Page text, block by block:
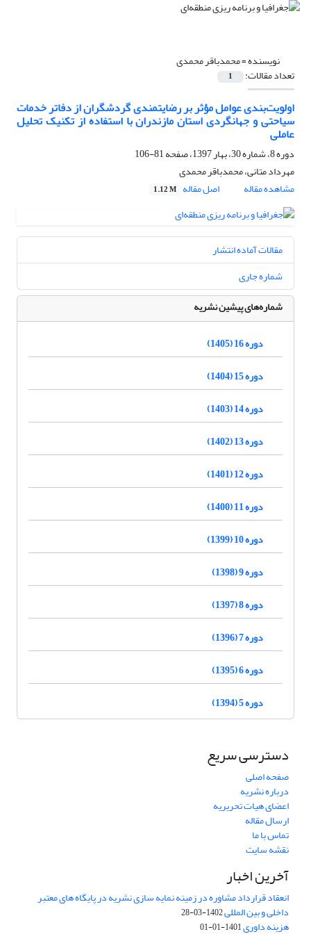
نویسنده =محمدباقر محمدی
تعداد مقالات: 1
اولویت‌بندی عوامل مؤثر بر رضایتمندی گردشگران از دفاتر خدمات
سیاحتی و جهانگردی استان مازندران با استفاده از تکنیک تحلیل
عاملی
دوره 8، شماره 30، بهار 1397، صفحه
81-106
مهرداد متانی، محمدباقر محمدی
مشاهده مقاله
اصل مقاله 1.12 M
مقالات آماده انتشار
شماره جاری
شماره‌های پیشین نشریه
دوره 16 (1405)
دوره 15 (1404)
دوره 14 (1403)
دوره 13 (1402)
دوره 12 (1401)
دوره 11 (1400)
دوره 10 (1399)
دوره 9 (1398)
دوره 8 (1397)
دوره 7 (1396)
دوره 6 (1395)
دوره 5 (1394)
دسترسی سریع
صفحه اصلی
درباره نشریه
اعضای هیات تحریریه
ارسال مقاله
تماس با ما
نقشه سایت
آخرین اخبار
انعقاد قرارداد مشاوره در زمینه نمایه سازی نشریه در پایگاه های معتبر
داخلی و بین المللی1402-03-28
هزینه داوری1401-01-01